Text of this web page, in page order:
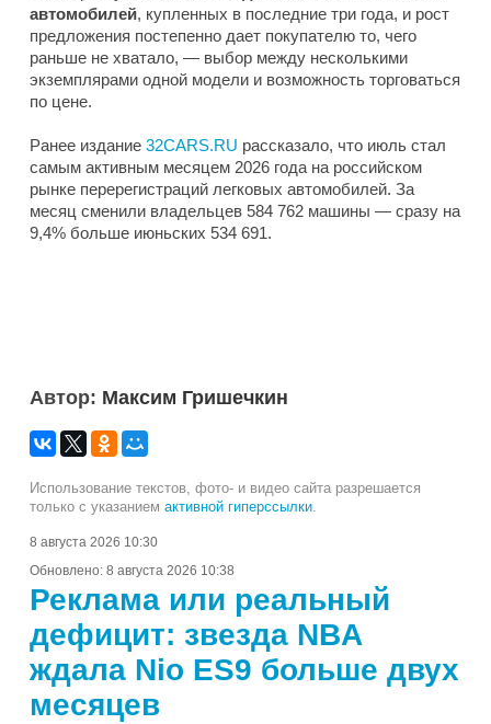
автомобилей, купленных в последние три года, и рост
предложения постепенно дает покупателю то, чего
раньше не хватало, — выбор между несколькими
экземплярами одной модели и возможность торговаться
по цене.
Ранее издание 32CARS.RU рассказало, что июль стал
самым активным месяцем 2026 года на российском
рынке перерегистраций легковых автомобилей. За
месяц сменили владельцев 584 762 машины — сразу на
9,4% больше июньских 534 691.
Автор: Максим Гришечкин
Использование текстов, фото- и видео сайта разрешается
только с указанием активной гиперссылки.
8 августа 2026 10:30
Обновлено: 8 августа 2026 10:38
Реклама или реальный
дефицит: звезда NBA
ждала Nio ES9 больше двух
месяцев